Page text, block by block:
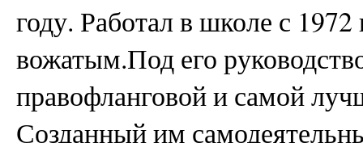
году. Работал в школе с
вожатым.Под его
правофланговой и самой
Созданный им